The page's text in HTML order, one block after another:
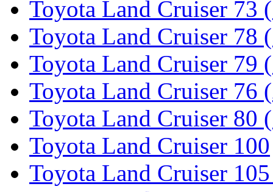
Toyota Land Cruiser 73
Toyota Land Cruiser 78
Toyota Land Cruiser 79
Toyota Land Cruiser 76
Toyota Land Cruiser 80
Toyota Land Cruiser 100
Toyota Land Cruiser